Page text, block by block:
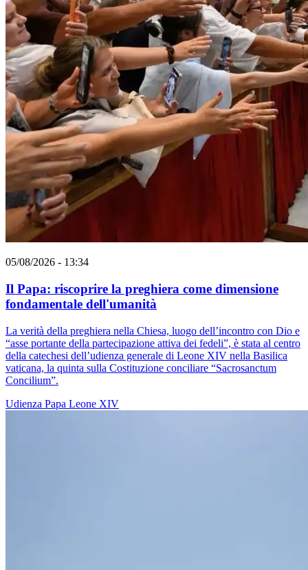
05/08/2026 - 13:34
Il Papa: riscoprire la preghiera come dimensione
fondamentale dell'umanità
La verità della preghiera nella Chiesa, luogo dell’incontro con Dio e
“asse portante della partecipazione attiva dei fedeli”, è stata al centro
della catechesi dell’udienza generale di Leone XIV nella Basilica
vaticana, la quinta sulla Costituzione conciliare “Sacrosanctum
Concilium”.
Udienza Papa Leone XIV